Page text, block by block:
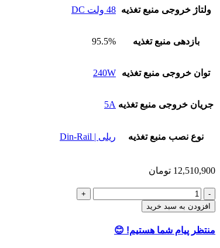
ولتاژ خروجی منبع تغذیه 48 ولت DC
بازدهی منبع تغذیه 95.5%
توان خروجی منبع تغذیه 240W
جریان خروجی منبع تغذیه 5A
نوع نصب منبع تغذیه ریلی | Din-Rail
12,510,900 تومان
منبع
تغذیه
48
ولت
5
افزودن به سبد خرید
منتظر پیام شما هستیم! 😊